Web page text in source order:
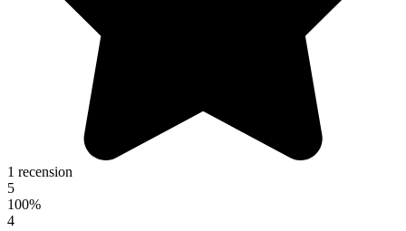
1 recension
5
100%
4